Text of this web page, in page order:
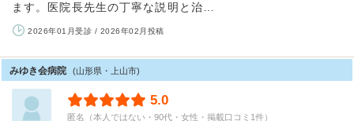
ます。医院長先生の丁寧な説明と治…
2026年01月受診 / 2026年02月投稿
みゆき会病院 (山形県・上山市)
5.0
匿名（本人ではない・90代・女性・掲載口コミ1件）